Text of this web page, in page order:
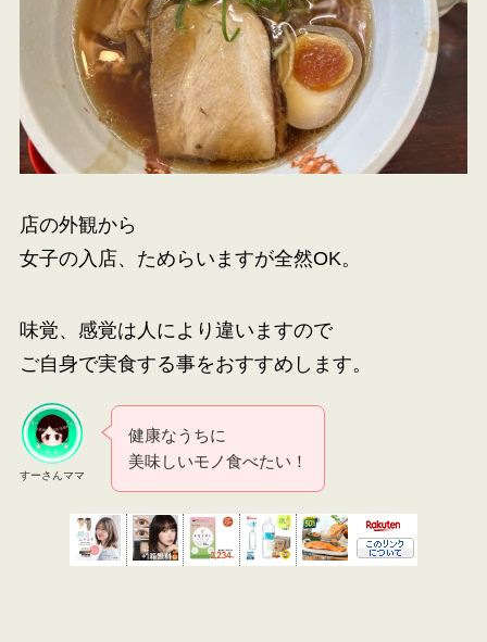
店の外観から
女子の入店、ためらいますが全然OK。
味覚、感覚は人により違いますので
ご自身で実食する事をおすすめします。
すーさんママ
健康なうちに
美味しいモノ食べたい！